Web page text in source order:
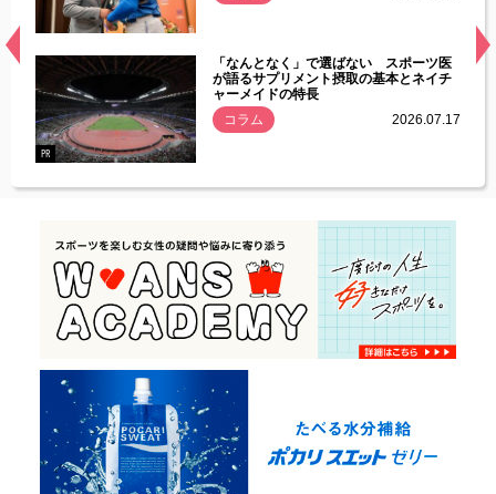
常
PR
「なんとなく」で選ばない スポーツ医
が語るサプリメント摂取の基本とネイチ
ャーメイドの特長
コラム
2026.07.17